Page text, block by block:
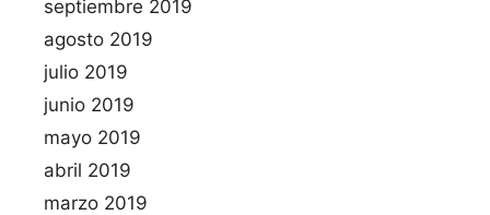
septiembre 2019
agosto 2019
julio 2019
junio 2019
mayo 2019
abril 2019
marzo 2019